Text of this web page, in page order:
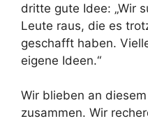
dritte gute Idee: „Wir
Leute raus, die es
geschafft haben.
eigene Ideen.“
Wir blieben an
zusammen. Wir